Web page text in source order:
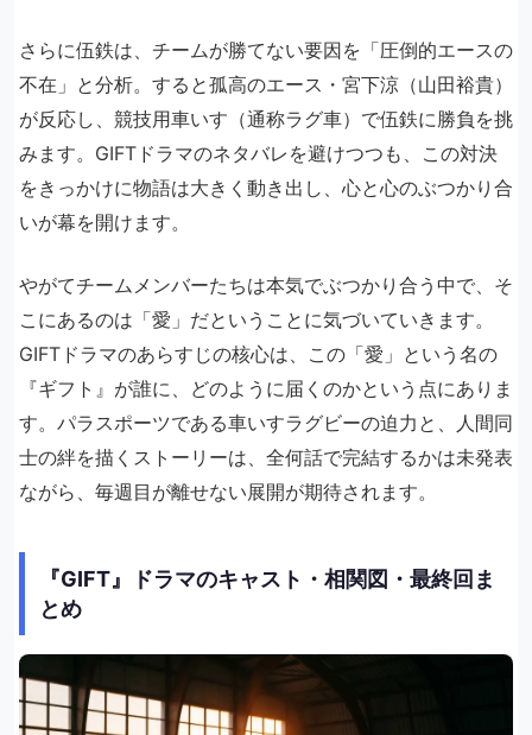
さらに伍鉄は、チームが勝てない要因を「圧倒的エースの
不在」と分析。すると孤高のエース・宮下涼（山田裕貴）
が反応し、競技用車いす（通称ラグ車）で伍鉄に勝負を挑
みます。GIFTドラマのネタバレを避けつつも、この対決
をきっかけに物語は大きく動き出し、心と心のぶつかり合
いが幕を開けます。
やがてチームメンバーたちは本気でぶつかり合う中で、そ
こにあるのは「愛」だということに気づいていきます。
GIFTドラマのあらすじの核心は、この「愛」という名の
『ギフト』が誰に、どのように届くのかという点にありま
す。パラスポーツである車いすラグビーの迫力と、人間同
士の絆を描くストーリーは、全何話で完結するかは未発表
ながら、毎週目が離せない展開が期待されます。
『GIFT』ドラマのキャスト・相関図・最終回ま
とめ